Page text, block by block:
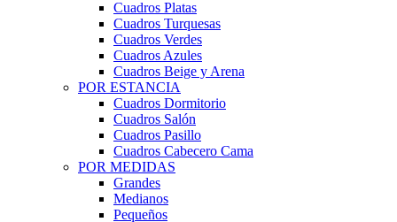
Cuadros Platas
Cuadros Turquesas
Cuadros Verdes
Cuadros Azules
Cuadros Beige y Arena
POR ESTANCIA
Cuadros Dormitorio
Cuadros Salón
Cuadros Pasillo
Cuadros Cabecero Cama
POR MEDIDAS
Grandes
Medianos
Pequeños